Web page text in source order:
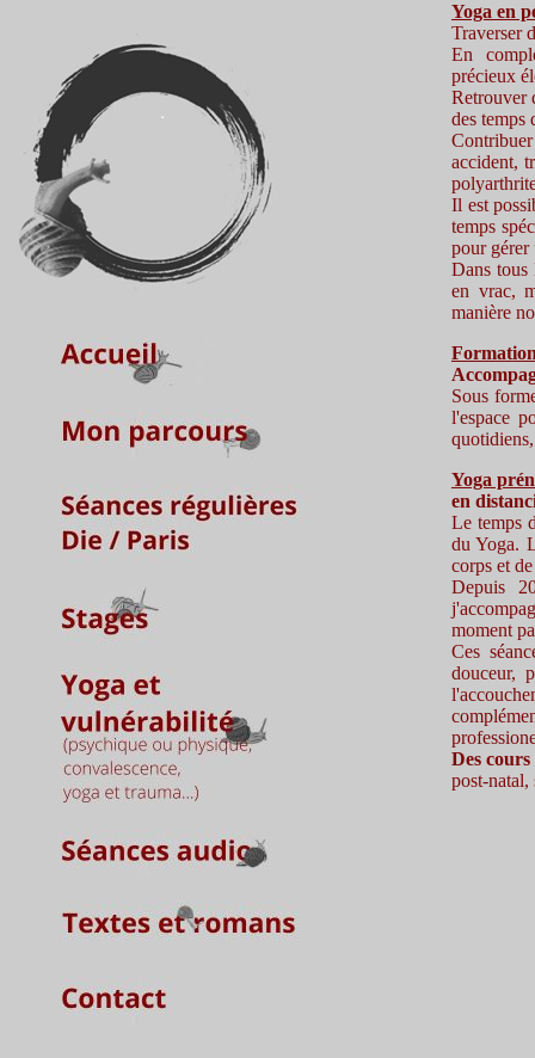
Yoga en
Traverser
En
précieux
Retrouver
des temps
accident,
Il est
temps
pour gérer
Dans tous
en vrac,
manière
Sous
l'espace
Yoga
en
Le temps
du Yoga.
corps et
Depuis
moment
Ces
douceur,
Des
post-natal,